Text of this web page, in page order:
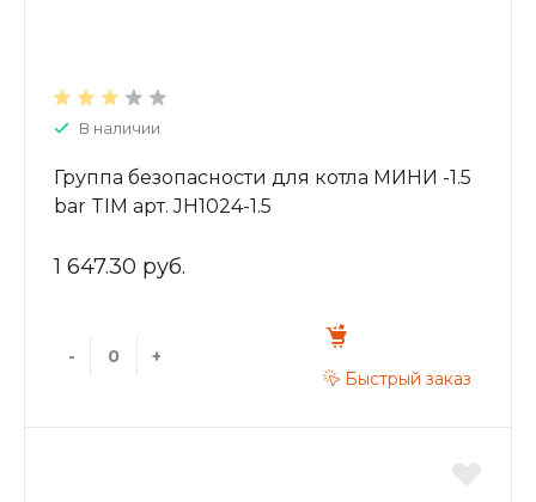
В наличии
Группа безопасности для котла МИНИ -1.5
bar TIM арт. JH1024-1.5
1 647.30 руб.
-
+
Быстрый заказ